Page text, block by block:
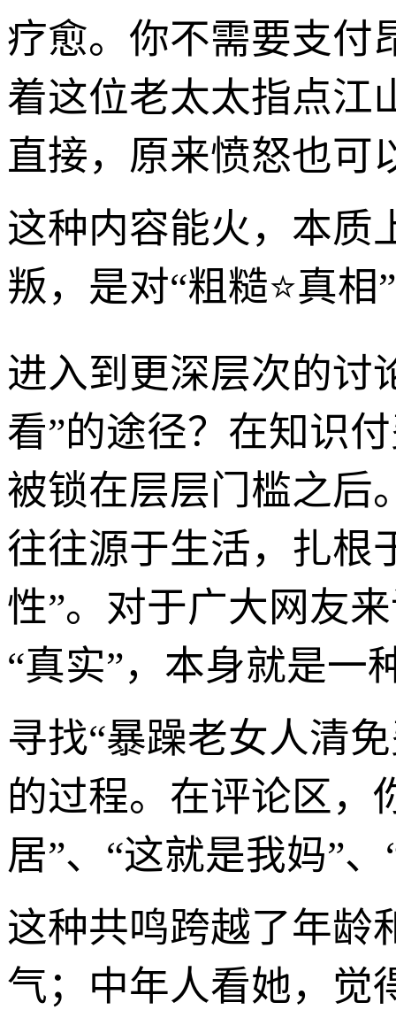
疗愈。你不需要支付
着这位老太太指点江
直接，原来愤怒也可
这种内容能火，本质
叛，是对“粗糙⭐真
进入到更深层次的讨
看”的途径？在知识
被锁在层层门槛之后
往往源于生活，扎根
性”。对于广大网友
“真实”，本身就是一
寻找“暴躁老女人清
的过程。在评论区，
居”、“这就是我妈”
这种共鸣跨越了年龄
气；中年人看她，觉